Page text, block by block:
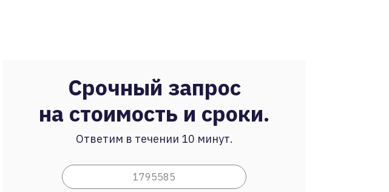
Срочный запрос
на стоимость и сроки.
Ответим в течении 10 минут.